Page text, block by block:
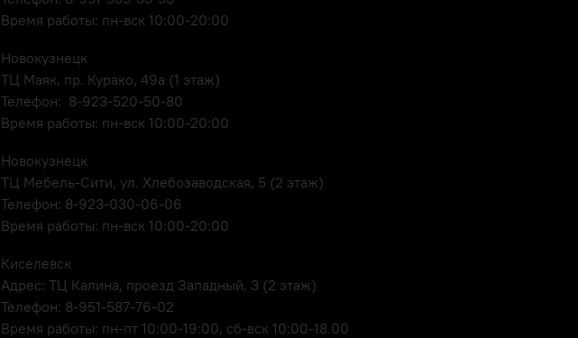
Время работы: пн-вск 10:00-20:00
Новокузнецк
ТЦ Маяк, пр. Курако, 49а (1 этаж)
Телефон: 8-923-520-50-80
Время работы: пн-вск 10:00-20:00
Новокузнецк
ТЦ Мебель-Сити, ул. Хлебозаводская, 5 (2 этаж)
Телефон: 8-923-030-06-06
Время работы: пн-вск 10:00-20:00
Киселевск
Адрес: ТЦ Калина, проезд Западный, 3 (2 этаж)
Телефон: 8-951-587-76-02
Время работы: пн-пт 10:00-19:00, сб-вск 10:00-18.00